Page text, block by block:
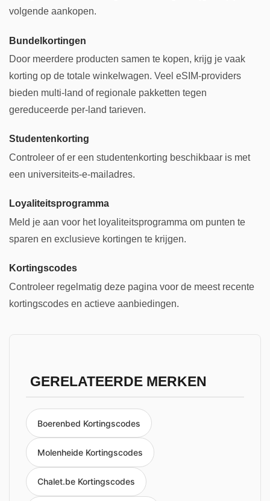
volgende aankopen.
Bundelkortingen
Door meerdere producten samen te kopen, krijg je vaak
korting op de totale winkelwagen. Veel eSIM-providers
bieden multi-land of regionale pakketten tegen
gereduceerde per-land tarieven.
Studentenkorting
Controleer of er een studentenkorting beschikbaar is met
een universiteits-e-mailadres.
Loyaliteitsprogramma
Meld je aan voor het loyaliteitsprogramma om punten te
sparen en exclusieve kortingen te krijgen.
Kortingscodes
Controleer regelmatig deze pagina voor de meest recente
kortingscodes en actieve aanbiedingen.
GERELATEERDE MERKEN
Boerenbed Kortingscodes
Molenheide Kortingscodes
Chalet.be Kortingscodes